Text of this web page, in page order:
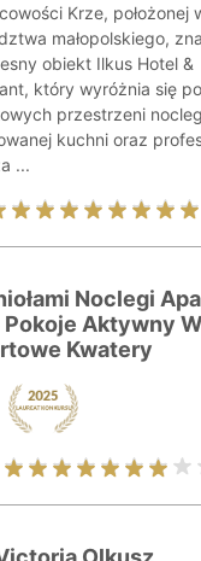
Krze, położonej
małopolskiego,
obiekt Ilkus Hotel &
który wyróżnia się
przestrzeni
kuchni oraz
...
Noclegi
Pokoje Aktywny
Kwatery